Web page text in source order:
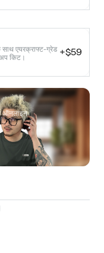
साथ एयरक्राफ्ट-ग्रेड
किट।
+$59
ऑनलाइन